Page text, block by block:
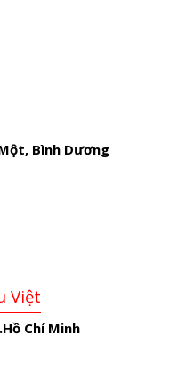
Bình Dương
Việt
Chí Minh